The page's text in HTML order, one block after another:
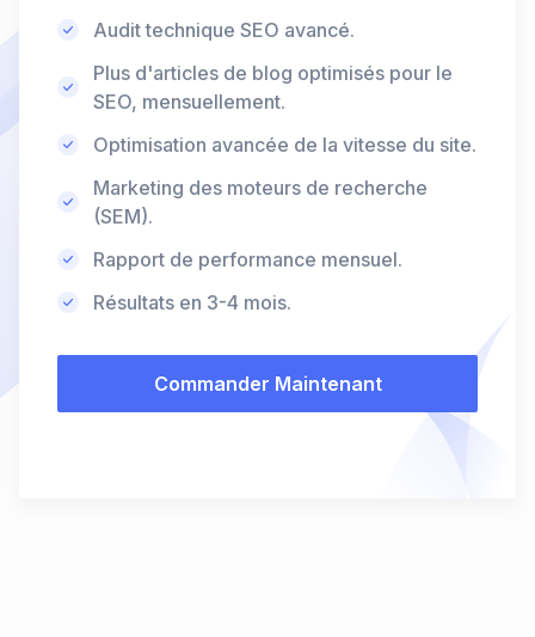
Audit technique SEO avancé.
Plus d'articles de blog optimisés pour le
SEO, mensuellement.
Optimisation avancée de la vitesse du site.
Marketing des moteurs de recherche
(SEM).
Rapport de performance mensuel.
Résultats en 3-4 mois.
Commander Maintenant